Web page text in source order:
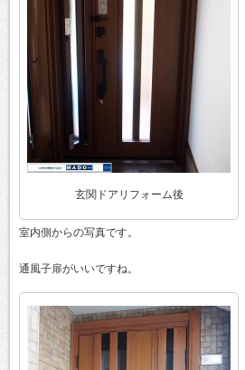
玄関ドアリフォーム後
室内側からの写真です。
通風子扉がいいですね。